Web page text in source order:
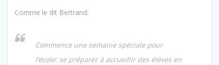
Comme le dit Bertrand:
Commence une semaine spéciale pour
l’école: se préparer à accueillir des élèves en